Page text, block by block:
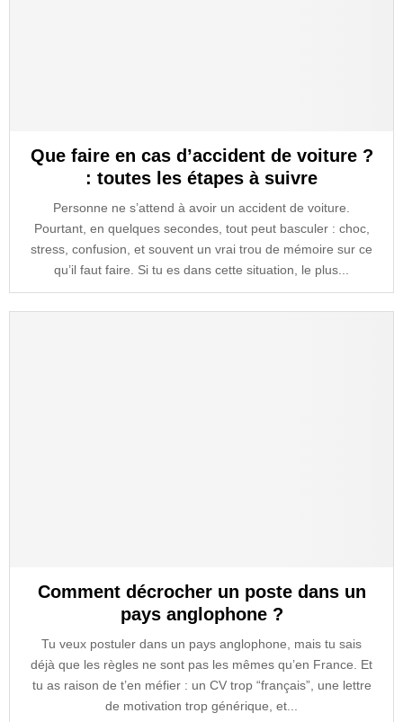
Que faire en cas d’accident de voiture ?
: toutes les étapes à suivre
Personne ne s’attend à avoir un accident de voiture.
Pourtant, en quelques secondes, tout peut basculer : choc,
stress, confusion, et souvent un vrai trou de mémoire sur ce
qu’il faut faire. Si tu es dans cette situation, le plus...
Comment décrocher un poste dans un
pays anglophone ?
Tu veux postuler dans un pays anglophone, mais tu sais
déjà que les règles ne sont pas les mêmes qu’en France. Et
tu as raison de t’en méfier : un CV trop “français”, une lettre
de motivation trop générique, et...